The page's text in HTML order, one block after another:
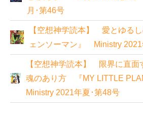
月･第46号
【空想神学読本】 愛とゆる
ェンソーマン』 Ministry 2021
【空想神学読本】 限界に直面
魂のあり方 『MY LITTLE
Ministry 2021年夏･第48号